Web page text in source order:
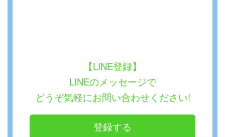
【LINE登録】
LINEのメッセージで
どうぞ気軽にお問い合わせください!
登録する